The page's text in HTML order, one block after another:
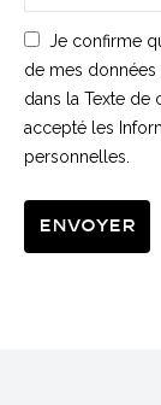
Je confirme
de mes
dans la Texte de
accepté les
personnelles.
Envoyer